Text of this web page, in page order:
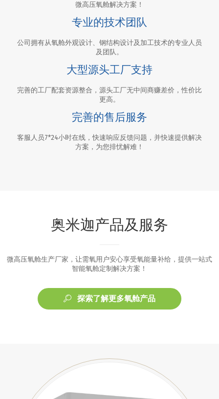
微高压氧舱解决方案！
专业的技术团队
公司拥有从氧舱外观设计、钢结构设计及加工技术的专业人员
及团队。
大型源头工厂支持
完善的工厂配套资源整合，源头工厂无中间商赚差价，性价比
更高。
完善的售后服务
客服人员7*24小时在线，快速响应反馈问题，并快速提供解决
方案，为您排忧解难！
奥米迦产品及服务
微高压氧舱生产厂家，让需氧用户安心享受氧能量补给，提供一站式
智能氧舱定制解决方案！
探索了解更多氧舱产品